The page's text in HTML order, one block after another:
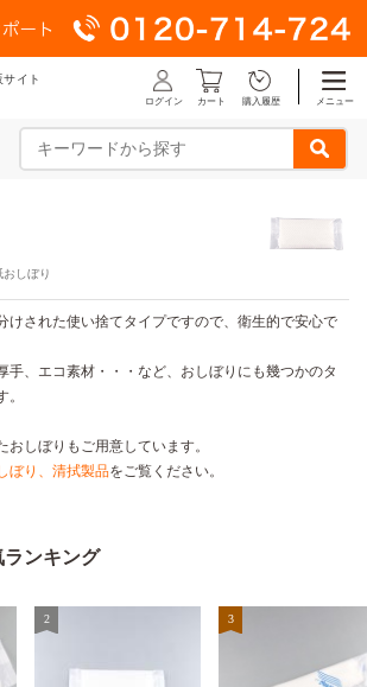
イト
ログイン カート 購入履歴 メニュー
しぼり
けされた使い捨てタイプですので、衛生的で安心で
手、エコ素材・・・など、おしぼりにも幾つかのタ
しぼりもご用意しています。
ぼり、清拭製品をご覧ください。
ンキング